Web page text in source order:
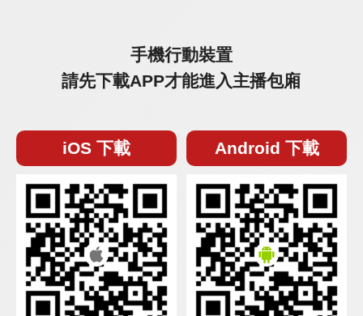
手機行動裝置
請先下載APP才能進入主播包廂
iOS 下載 Android 下載